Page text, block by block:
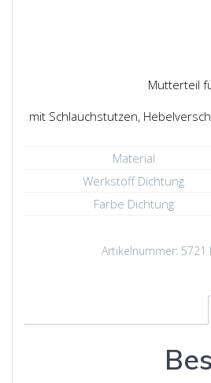
Mutterteil
mit Schlauchstutzen,
Material
Werkstoff Dichtung
Farbe Dichtung
Artikelnummer: 5721